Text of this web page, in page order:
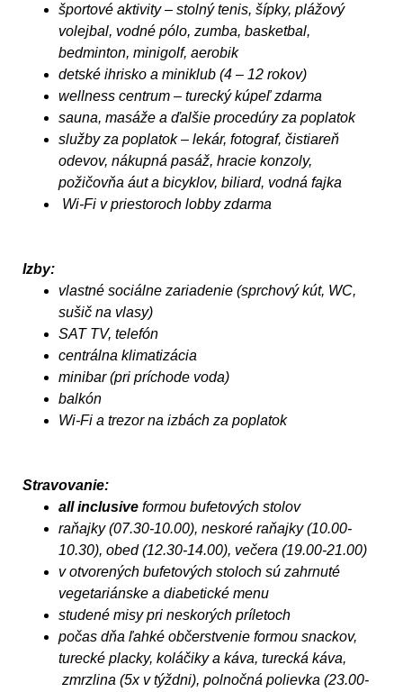
športové aktivity – stolný tenis, šípky, plážový
volejbal, vodné pólo, zumba, basketbal,
bedminton, minigolf, aerobik
detské ihrisko a miniklub (4 – 12 rokov)
wellness centrum – turecký kúpeľ zdarma
sauna, masáže a ďalšie procedúry za poplatok
služby za poplatok – lekár, fotograf, čistiareň
odevov, nákupná pasáž, hracie konzoly,
požičovňa áut a bicyklov, biliard, vodná fajka
Wi-Fi v priestoroch lobby zdarma
Izby:
vlastné sociálne zariadenie (sprchový kút, WC,
sušič na vlasy)
SAT TV, telefón
centrálna klimatizácia
minibar (pri príchode voda)
balkón
Wi-Fi a trezor na izbách za poplatok
Stravovanie:
all inclusive formou bufetových stolov
raňajky (07.30-10.00), neskoré raňajky (10.00-
10.30), obed (12.30-14.00), večera (19.00-21.00)
v otvorených bufetových stoloch sú zahrnuté
vegetariánske a diabetické menu
studené misy pri neskorých príletoch
počas dňa ľahké občerstvenie formou snackov,
turecké placky, koláčiky a káva, turecká káva,
zmrzlina (5x v týždni), polnočná polievka (23.00-